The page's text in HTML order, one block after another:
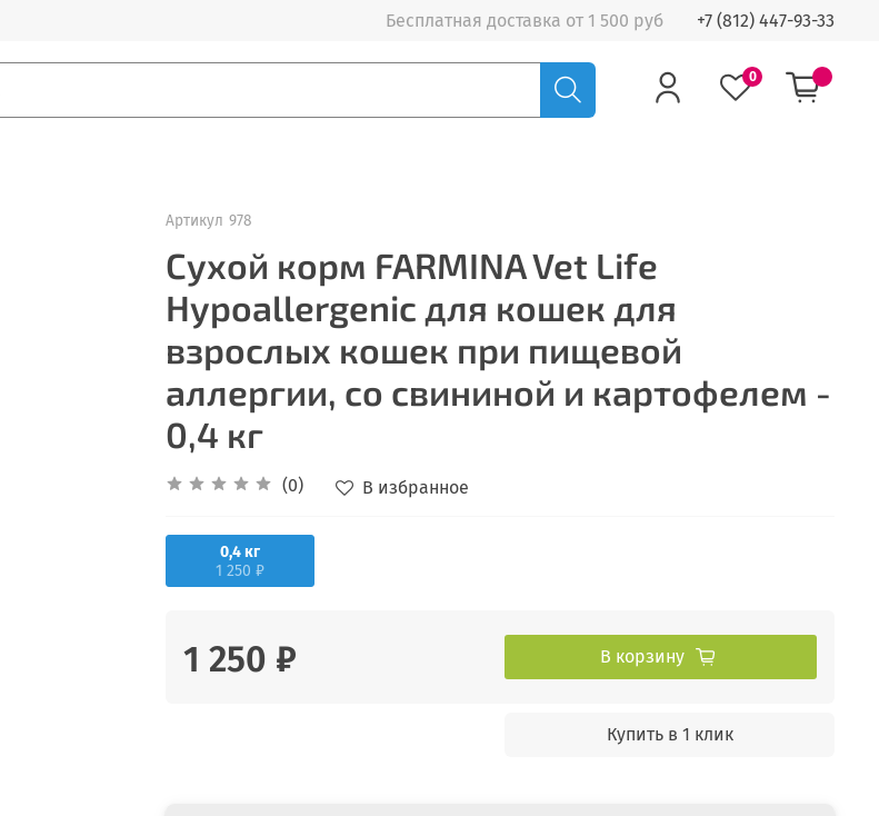
Бесплатная доставка от 1 500 руб +7 (812) 447-93-33
0
Артикул 978
Сухой корм FARMINA Vet Life
Hypoallergenic для кошек для
взрослых кошек при пищевой
аллергии, со свининой и картофелем -
0,4 кг
(0) В избранное
0,4 кг
1 250 ₽
1 250 ₽ В корзину
Купить в 1 клик